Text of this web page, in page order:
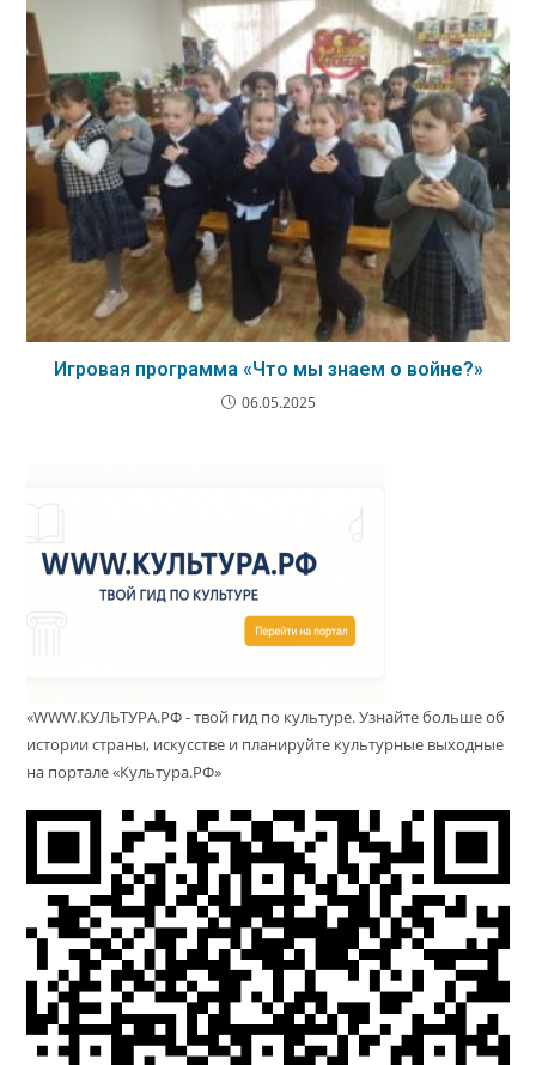
Игровая программа «Что мы знаем о войне?»
06.05.2025
«WWW.КУЛЬТУРА.РФ - твой гид по культуре. Узнайте больше об
истории страны, искусстве и планируйте культурные выходные
на портале «Культура.РФ»